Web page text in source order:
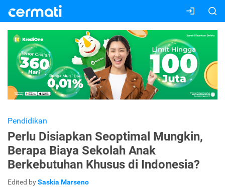
Pendidikan
Perlu Disiapkan Seoptimal Mungkin,
Berapa Biaya Sekolah Anak
Berkebutuhan Khusus di Indonesia?
Edited bySaskia Marseno